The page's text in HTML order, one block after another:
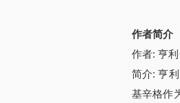
作者简介
作者: 亨
简介: 亨
基辛格作